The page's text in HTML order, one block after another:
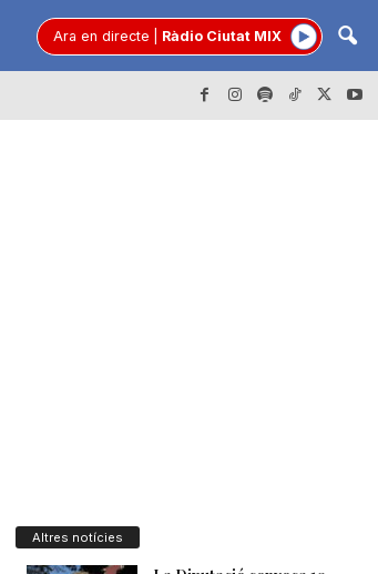
Ara en directe Ràdio Ciutat MIX
Altres notícies